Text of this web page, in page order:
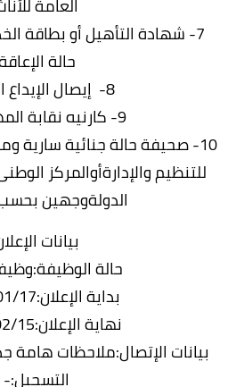
7- شهادة التأهيل أو بطاقة
حالة
8- إيصال الإيداع البنكي
9- كارنيه نقابة المهندسين
10- صحيفة حالة جنائية سارية
للتنظيم والإدارةأوالمركز
الدولةوجهين
بيانات
حالة
بداية الإعلان:2024/01/17
نهاية الإعلان:2024/02/15
بيانات الإتصال:ملاحظات هامة
التسجيل:-